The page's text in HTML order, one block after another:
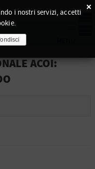
ACOI:
×
i nostri servizi, accetti